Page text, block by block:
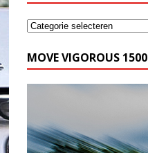
MOVE VIGOROUS 1500